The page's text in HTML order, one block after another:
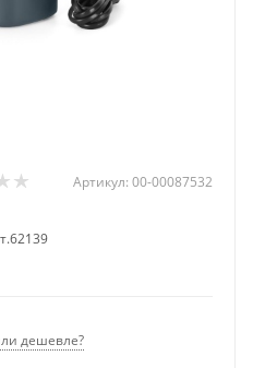
Артикул: 00-00087532
дешевле?